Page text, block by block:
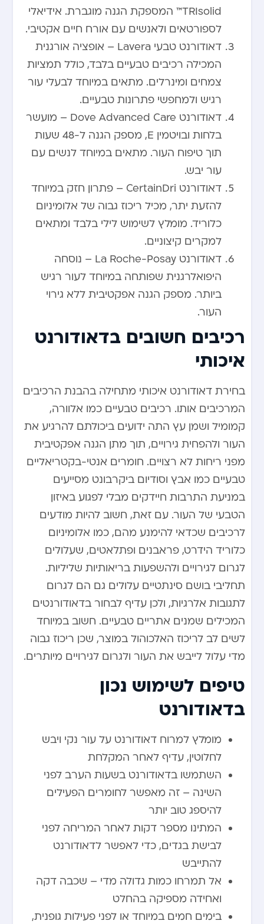
TRIsolid™ המספקת הגנה מוגברת. אידיאלי
לספורטאים ולאנשים עם אורח חיים אקטיבי.
דאודורנט טבעי Lavera – אופציה אורגנית
המכילה רכיבים טבעיים בלבד, כולל תמציות
צמחים ומינרלים. מתאים במיוחד לבעלי עור
רגיש ולמחפשי פתרונות טבעיים.
דאודורנט Dove Advanced Care – מועשר
בלחות ובויטמין E, מספק הגנה ל-48 שעות
תוך טיפוח העור. מתאים במיוחד לנשים עם
עור יבש.
דאודורנט CertainDri – פתרון חזק במיוחד
להזעת יתר, מכיל ריכוז גבוה של אלומיניום
כלוריד. מומלץ לשימוש לילי בלבד ומתאים
למקרים קיצוניים.
דאודורנט La Roche-Posay – נוסחה
היפואלרגנית שפותחה במיוחד לעור רגיש
ביותר. מספק הגנה אפקטיבית ללא גירוי
העור.
רכיבים חשובים בדאודורנט
איכותי
בחירת דאודורנט איכותי מתחילה בהבנת הרכיבים
המרכיבים אותו. רכיבים טבעיים כמו אלוורה,
קמומיל ושמן עץ התה ידועים ביכולתם להרגיע את
העור ולהפחית גירויים, תוך מתן הגנה אפקטיבית
מפני ריחות לא רצויים. חומרים אנטי-בקטריאליים
טבעיים כמו אבץ וסודיום ביקרבונט מסייעים
במניעת התרבות חיידקים מבלי לפגוע באיזון
הטבעי של העור. עם זאת, חשוב להיות מודעים
לרכיבים שכדאי להימנע מהם, כמו אלומיניום
כלוריד הידרט, פראבנים ופתלאטים, שעלולים
לגרום לגירויים ולהשפעות בריאותיות שליליות.
תחליבי בושם סינתטיים עלולים גם הם לגרום
לתגובות אלרגיות, ולכן עדיף לבחור בדאודורנטים
המכילים שמנים אתריים טבעיים. חשוב במיוחד
לשים לב לריכוז האלכוהול במוצר, שכן ריכוז גבוה
מדי עלול לייבש את העור ולגרום לגירויים מיותרים.
טיפים לשימוש נכון
בדאודורנט
מומלץ למרוח דאודורנט על עור נקי ויבש
לחלוטין, עדיף לאחר המקלחת
השתמשו בדאודורנט בשעות הערב לפני
השינה – זה מאפשר לחומרים הפעילים
להיספג טוב יותר
המתינו מספר דקות לאחר המריחה לפני
לבישת בגדים, כדי לאפשר לדאודורנט
להתייבש
אל תמרחו כמות גדולה מדי – שכבה דקה
ואחידה מספיקה בהחלט
בימים חמים במיוחד או לפני פעילות גופנית,